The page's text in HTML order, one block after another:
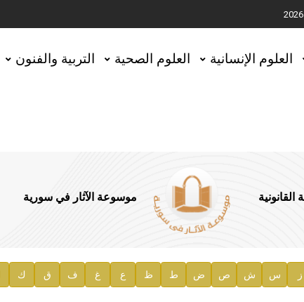
العلوم الإنسانية العلوم الصحية التربية والفنون
القانونية موسوعة الآثار في سورية
ز س ش ص ض ط ظ ع غ ف ق ك